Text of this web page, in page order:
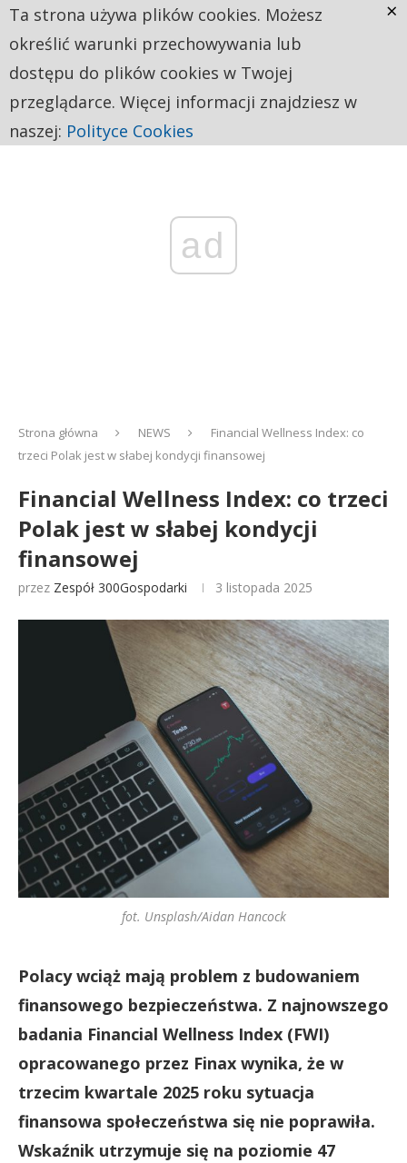
ad
Strona główna NEWS
Financial Wellness Index: co
trzeci Polak jest w słabej kondycji finansowej
Financial Wellness Index: co trzeci
Polak jest w słabej kondycji
finansowej
przez Zespół 300Gospodarki 3 listopada 2025
fot. Unsplash/Aidan Hancock
Polacy wciąż mają problem z budowaniem
finansowego bezpieczeństwa. Z najnowszego
badania Financial Wellness Index (FWI)
opracowanego przez Finax wynika, że w
trzecim kwartale 2025 roku sytuacja
finansowa społeczeństwa się nie poprawiła.
Wskaźnik utrzymuje się na poziomie 47
Ta strona używa plików cookies. Możesz
określić warunki przechowywania lub
dostępu do plików cookies w Twojej
przeglądarce. Więcej informacji znajdziesz w
naszej: Polityce Cookies
×